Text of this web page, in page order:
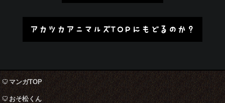
アカツカアニマルズTOPにもどるのか？
マンガTOP
おそ松くん